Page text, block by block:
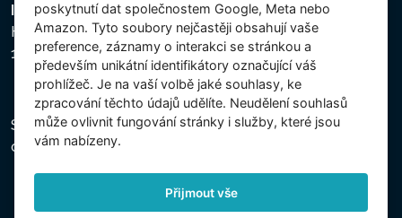
Intex Trading, s.r.o.
Hradecká 2526/3
130 00 Praha 3 - Česká republika
Společnost je zapsána u Městského soudu v Praze,
oddíl C, vložka 74759, IČ 26150808, DIČ CZ26150808.
poskytnutí dat společnostem Google, Meta nebo
Amazon. Tyto soubory nejčastěji obsahují vaše
preference, záznamy o interakci se stránkou a
především unikátní identifikátory označující váš
prohlížeč. Je na vaší volbě jaké souhlasy, ke
zpracování těchto údajů udělíte. Neudělení souhlasů
může ovlivnit fungování stránky i služby, které jsou
vám nabízeny.
Přijmout vše